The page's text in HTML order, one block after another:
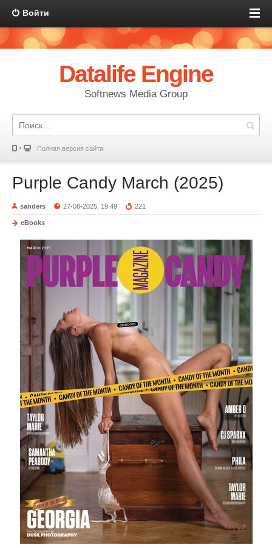
Войти
Datalife Engine
Softnews Media Group
Полная версия сайта
Purple Candy March (2025)
sanders 27-08-2025, 19:49 221
eBooks